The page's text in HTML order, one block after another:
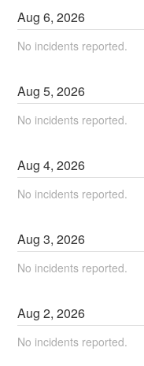
Aug6,2026
No incidents reported.
Aug5,2026
No incidents reported.
Aug4,2026
No incidents reported.
Aug3,2026
No incidents reported.
Aug2,2026
No incidents reported.